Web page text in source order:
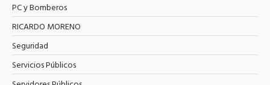
PC y Bomberos
RICARDO MORENO
Seguridad
Servicios Públicos